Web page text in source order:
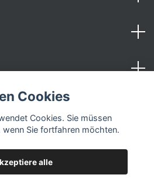
Cookies
Cookies. Sie müssen
Sie fortfahren möchten.
alle